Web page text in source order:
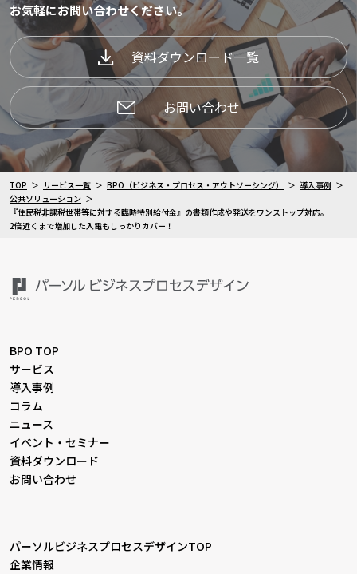
お気軽にお問い合わせください。
資料ダウンロード一覧
お問い合わせ
TOP サービス一覧 BPO（ビジネス・プロセス・アウトソーシング）
導入事例
公共ソリューション
『住民税非課税世帯等に対する臨時特別給付金』の書類作成や発送をワンストップ対応。
2倍近くまで増加した入電もしっかりカバー！
BPO TOP
サービス
導入事例
コラム
ニュース
イベント・セミナー
資料ダウンロード
お問い合わせ
パーソルビジネスプロセスデザインTOP
企業情報